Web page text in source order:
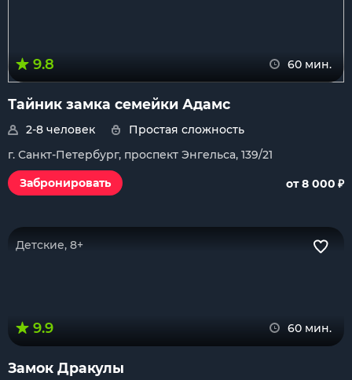
9.8 60 мин.
Тайник замка семейки Адамс
2-8 человек
Простая сложность
г. Санкт-Петербург, проспект Энгельса, 139/21
Забронировать
от 8 000 ₽
Детские, 8+
9.9 60 мин.
Замок Дракулы